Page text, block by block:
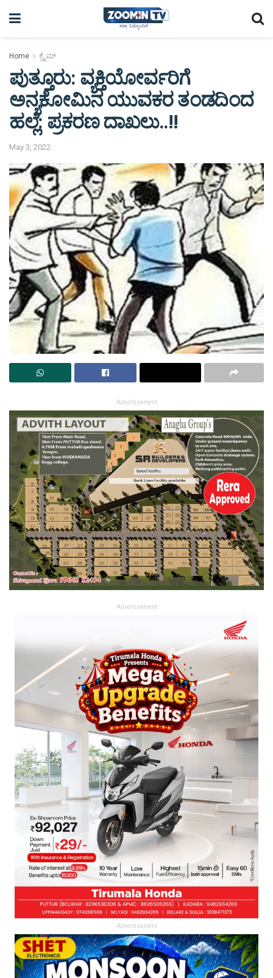
Home ಕ್ರೈಮ್
ಪುತ್ತೂರು: ವ್ಯಕ್ತಿಯೋರ್ವರಿಗೆ
ಅನ್ಯಕೋಮಿನ ಯುವಕರ ತಂಡದಿಂದ
ಹಲ್ಲೆ: ಪ್ರಕರಣ ದಾಖಲು..!!
May 3, 2022
Advertisement
Advertisement
Advertisement